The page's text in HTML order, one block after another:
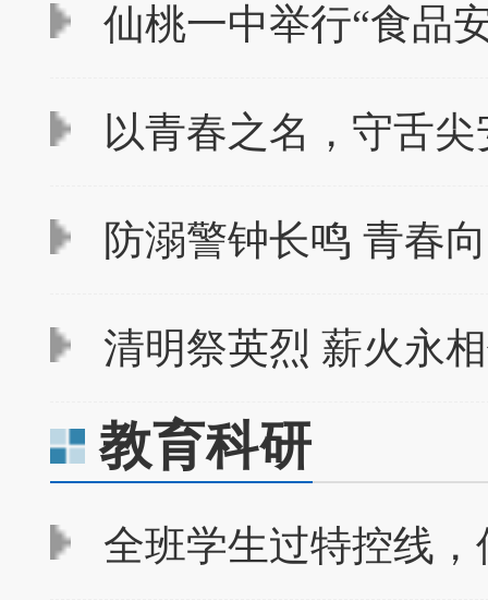
仙桃一中举行“食品
以青春之名，守舌
防溺警钟长鸣 青春
清明祭英烈 薪火永
教育科研
全班学生过特控线，